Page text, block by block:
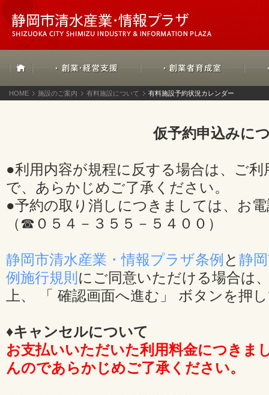
HOME 施設のご案内 有料施設について 有料施設予約状況カレンダー
仮予約申込みに
●利用内容が規程に反する場合は、ご
で、あらかじめご了承ください。
●予約の取り消しにつきましては、お
（☎０５４－３５５－５４００）
静岡市清水産業・情報プラザ条例 と 静
例施行規則 にご同意いただける場合は
上、 「 確認画面へ進む」 ボタンを押
♦キャンセルについて
お支払いいただいた利用料金につきま
んのであらかじめご了承ください。